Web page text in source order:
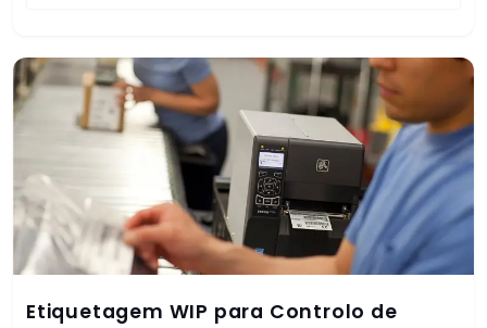
Etiquetagem WIP para Controlo de